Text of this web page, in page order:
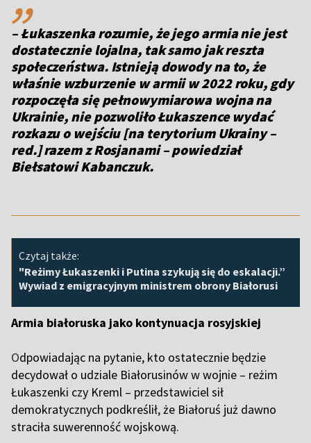
– Łukaszenka rozumie, że jego armia nie jest
dostatecznie lojalna, tak samo jak reszta
społeczeństwa. Istnieją dowody na to, że
właśnie wzburzenie w armii w 2022 roku, gdy
rozpoczęła się pełnowymiarowa wojna na
Ukrainie, nie pozwoliło Łukaszence wydać
rozkazu o wejściu [na terytorium Ukrainy –
red.] razem z Rosjanami – powiedział
Biełsatowi Kabanczuk.
Czytaj także:
"Reżimy Łukaszenki i Putina szykują się do eskalacji.”
Wywiad z emigracyjnym ministrem obrony Białorusi
Armia białoruska jako kontynuacja rosyjskiej
Odpowiadając na pytanie, kto ostatecznie będzie
decydował o udziale Białorusinów w wojnie – reżim
Łukaszenki czy Kreml – przedstawiciel sił
demokratycznych podkreślił, że Białoruś już dawno
straciła suwerenność wojskową.